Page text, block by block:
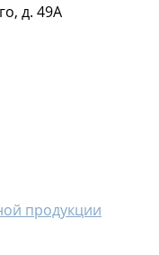
д. 49А
продукции